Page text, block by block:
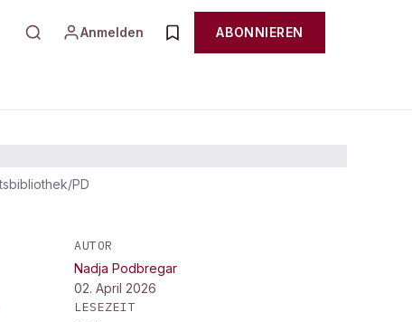
Anmelden ABONNIEREN
PD
AUTOR
Nadja Podbregar
02. April 2026
LESEZEIT